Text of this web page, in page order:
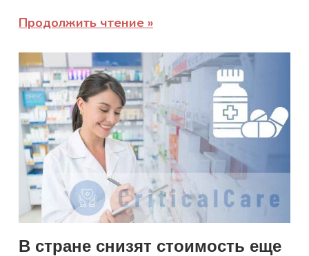
Продолжить чтение
В стране снизят стоимость еще